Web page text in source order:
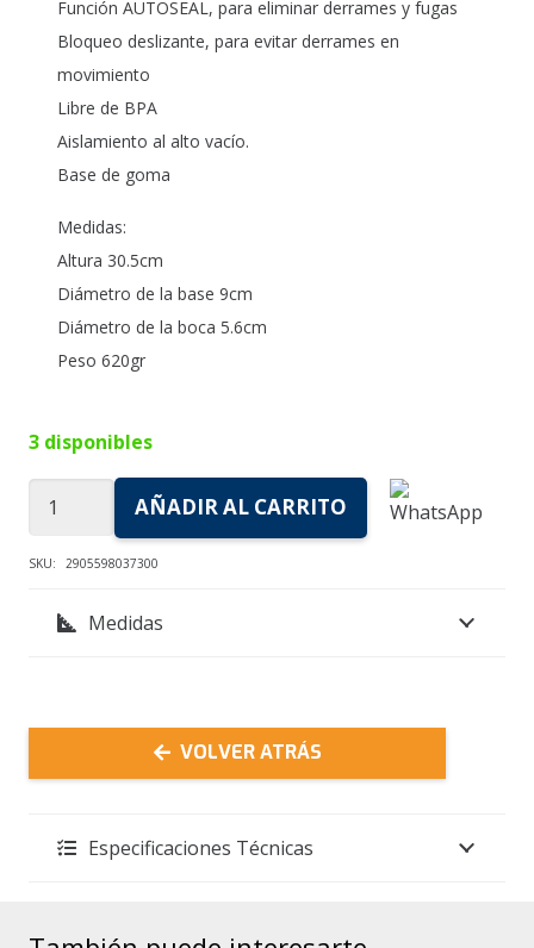
Función AUTOSEAL, para eliminar derrames y fugas
Bloqueo deslizante, para evitar derrames en
movimiento
Libre de BPA
Aislamiento al alto vacío.
Base de goma
Medidas:
Altura 30.5cm
Diámetro de la base 9cm
Diámetro de la boca 5.6cm
Peso 620gr
3 disponibles
Botella
Térmica
COLEMAN
1,2lt
cantidad
AÑADIR AL CARRITO
SKU: 2905598037300
Medidas
VOLVER ATRÁS
Especificaciones Técnicas